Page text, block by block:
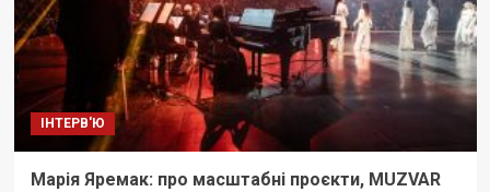
ІНТЕРВ'Ю
Марія Яремак: про масштабні проєкти, MUZVAR